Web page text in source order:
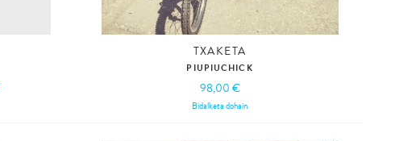
TXAKETA
PIUPIUCHICK
98,00 €
Bidalketa dohain